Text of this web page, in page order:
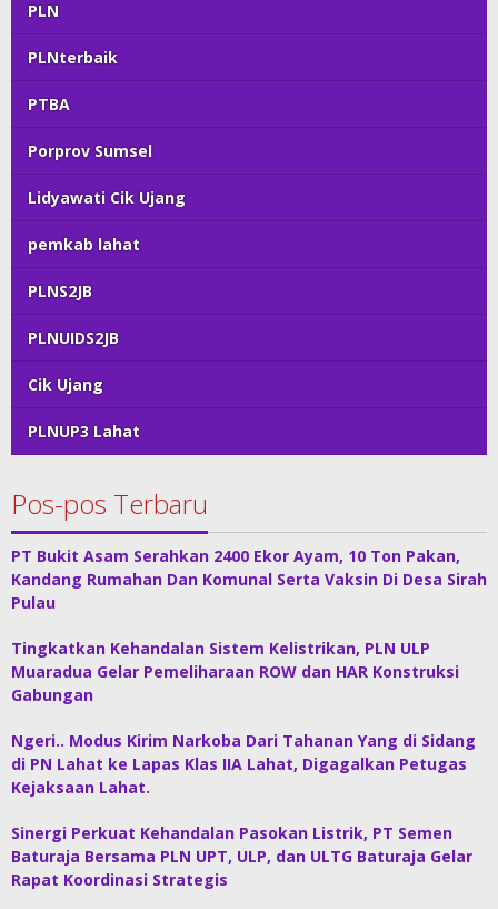
PLN
PLNterbaik
PTBA
Porprov Sumsel
Lidyawati Cik Ujang
pemkab lahat
PLNS2JB
PLNUIDS2JB
Cik Ujang
PLNUP3 Lahat
Pos-pos Terbaru
PT Bukit Asam Serahkan 2400 Ekor Ayam, 10 Ton Pakan,
Kandang Rumahan Dan Komunal Serta Vaksin Di Desa Sirah
Pulau
Tingkatkan Kehandalan Sistem Kelistrikan, PLN ULP
Muaradua Gelar Pemeliharaan ROW dan HAR Konstruksi
Gabungan
Ngeri.. Modus Kirim Narkoba Dari Tahanan Yang di Sidang
di PN Lahat ke Lapas Klas IIA Lahat, Digagalkan Petugas
Kejaksaan Lahat.
Sinergi Perkuat Kehandalan Pasokan Listrik, PT Semen
Baturaja Bersama PLN UPT, ULP, dan ULTG Baturaja Gelar
Rapat Koordinasi Strategis